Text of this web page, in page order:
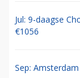
Jul: 9-daagse
€1056
Sep: